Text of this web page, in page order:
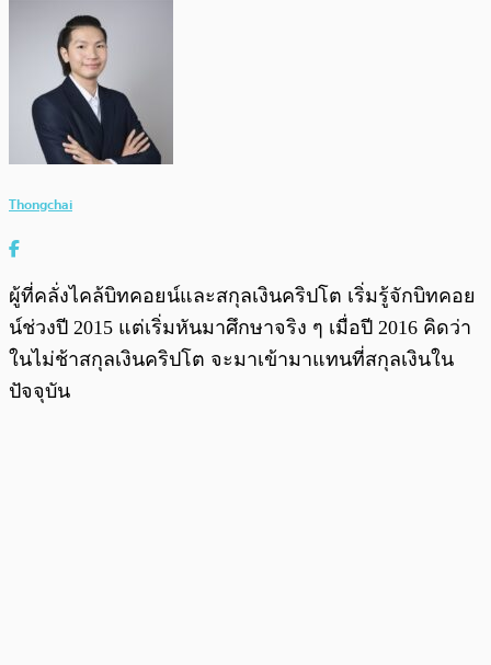
Thongchai
ผู้ที่คลั่งไคล้บิทคอยน์และสกุลเงินคริปโต เริ่มรู้จักบิทคอย
น์ช่วงปี 2015 แต่เริ่มหันมาศึกษาจริง ๆ เมื่อปี 2016 คิดว่า
ในไม่ช้าสกุลเงินคริปโต จะมาเข้ามาแทนที่สกุลเงินใน
ปัจจุบัน